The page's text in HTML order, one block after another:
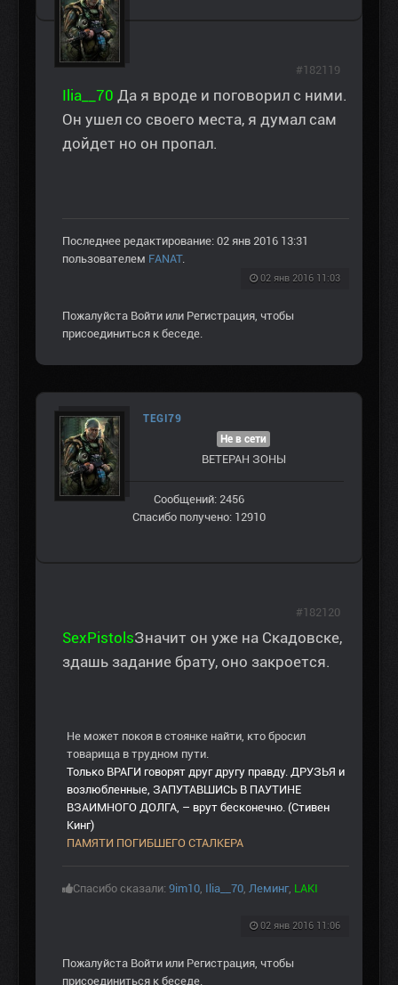
Ilia__70 Да я вроде и поговорил с ними.
Он ушел со своего места, я думал сам
дойдет но он пропал.
Последнее редактирование: 02 янв 2016 13:31
пользователем FANAT.
02 янв 2016 11:03
#182119
Пожалуйста Войти или Регистрация , чтобы
присоединиться к беседе.
TEGI79
Не в сети
ВЕТЕРАН ЗOНЫ
Сообщений: 2456
Спасибо получено: 12910
SexPistolsЗначит он уже на Скадовске,
здашь задание брату, оно закроется.
Не может покоя в стоянке найти, кто бросил
товарища в трудном пути.
Только ВРАГИ говорят друг другу правду. ДРУЗЬЯ и
возлюбленные, ЗАПУТАВШИСЬ В ПАУТИНЕ
ВЗАИМНОГО ДОЛГА, – врут бесконечно. (Стивен
Кинг)
ПАМЯТИ ПОГИБШЕГО СТАЛКЕРА
Спасибо сказали: 9im10 Ilia__70 Леминг, LAKI
02 янв 2016 11:06
#182120
Пожалуйста Войти или Регистрация , чтобы
присоединиться к беседе.